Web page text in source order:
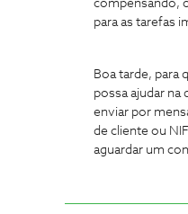
compensando,
para as tarefas
Boa tarde, para
possa ajudar na
enviar por
de cliente ou
aguardar um